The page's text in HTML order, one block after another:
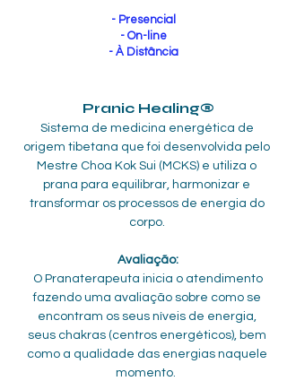
- Presencial
- On-line
​- À Distância
Pranic Healing®
Sistema de medicina energética de
origem tibetana que foi desenvolvida pelo
Mestre Choa Kok Sui (MCKS) e utiliza o
prana para equilibrar, harmonizar e
transformar os processos de energia do
corpo.
Avaliação:
fazendo uma avaliação sobre como se
encontram os seus níveis de energia,
seus chakras (centros energéticos), bem
como a qualidade das energias naquele
momento.